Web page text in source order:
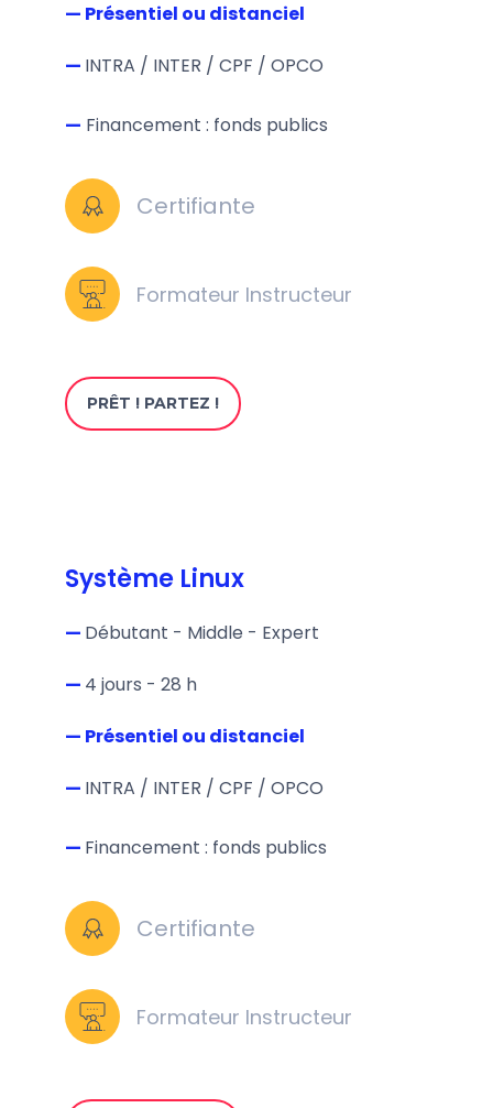
— Présentiel ou distanciel
— INTRA / INTER / CPF / OPCO
— Financement : fonds publics
Certifiante
Formateur Instructeur
PRÊT ! PARTEZ !
Système Linux
— Débutant - Middle - Expert
— 4 jours - 28 h
— Présentiel ou distanciel
— INTRA / INTER / CPF / OPCO
— Financement : fonds publics
Certifiante
Formateur Instructeur